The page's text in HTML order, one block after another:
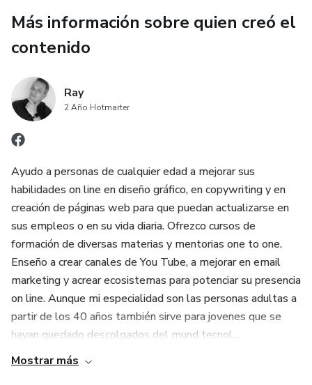
Más información sobre quien creó el
contenido
Ray
2 Año Hotmarter
Ayudo a personas de cualquier edad a mejorar sus
habilidades on line en diseño gráfico, en copywriting y en
creación de páginas web para que puedan actualizarse en
sus empleos o en su vida diaria. Ofrezco cursos de
formación de diversas materias y mentorias one to one.
Enseño a crear canales de You Tube, a mejorar en email
marketing y acrear ecosistemas para potenciar su presencia
on line. Aunque mi especialidad son las personas adultas a
partir de los 40 años también sirve para jovenes que se
hayan quedado descolgados del mund tecnol...
Mostrar más